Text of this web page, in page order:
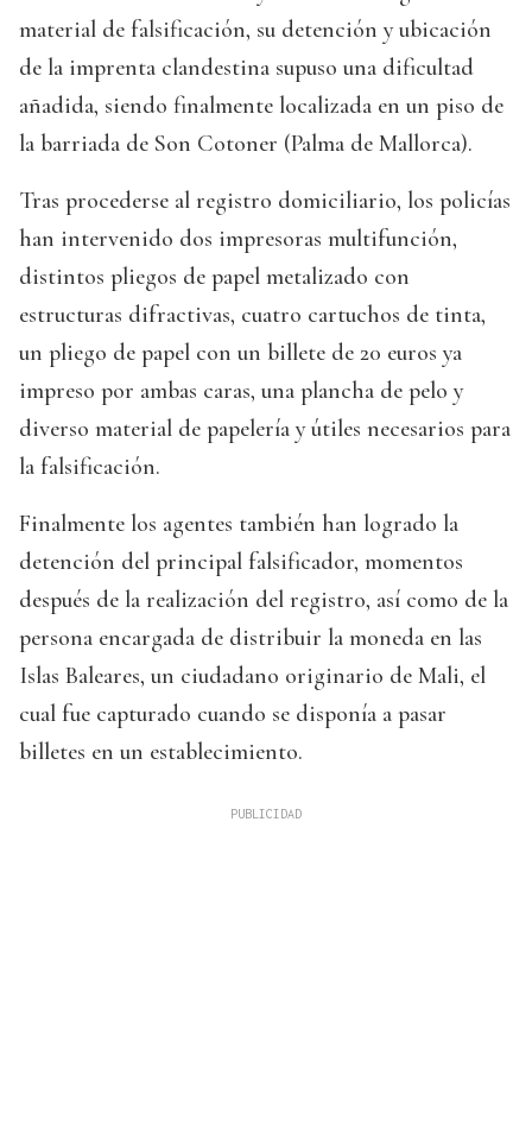
material de falsificación, su detención y ubicación
de la imprenta clandestina supuso una dificultad
añadida, siendo finalmente localizada en un piso de
la barriada de Son Cotoner (Palma de Mallorca).
Tras procederse al registro domiciliario, los policías
han intervenido dos impresoras multifunción,
distintos pliegos de papel metalizado con
estructuras difractivas, cuatro cartuchos de tinta,
un pliego de papel con un billete de 20 euros ya
impreso por ambas caras, una plancha de pelo y
diverso material de papelería y útiles necesarios para
la falsificación.
Finalmente los agentes también han logrado la
detención del principal falsificador, momentos
después de la realización del registro, así como de la
persona encargada de distribuir la moneda en las
Islas Baleares, un ciudadano originario de Mali, el
cual fue capturado cuando se disponía a pasar
billetes en un establecimiento.